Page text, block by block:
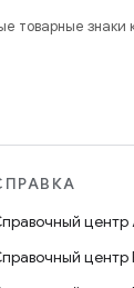
товарные знаки
центр
центр